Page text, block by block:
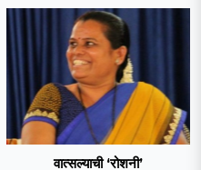
वात्सल्याची ‌‘रोशनी‌’